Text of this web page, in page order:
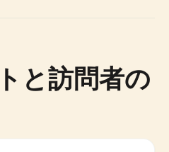
と訪問者の